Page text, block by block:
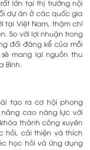
lớn tại thị trường nội
dự án ở các quốc gia
tại Việt Nam, thậm chí
So với lợi nhuận trong
đối đáng kể của mỗi
mang lại nguồn thu
Bình.
tạo ra cơ hội phong
cao năng lực với
thành công xuyên
hỏi, cải thiện và thích
học hỏi và ứng dụng